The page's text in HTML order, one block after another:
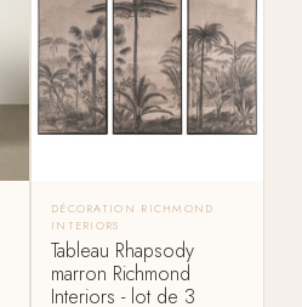
DÉCORATION RICHMOND
INTERIORS
Tableau Rhapsody
marron Richmond
Interiors - lot de 3